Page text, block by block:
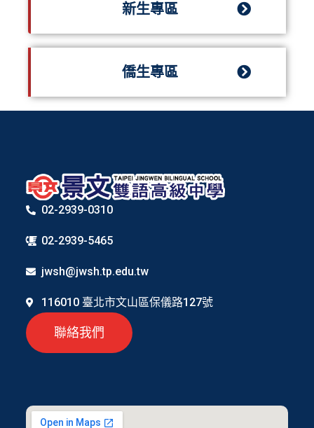
新生專區
僑生專區
02-2939-0310
02-2939-5465
jwsh@jwsh.tp.edu.tw
116010 臺北市文山區保儀路127號
聯絡我們